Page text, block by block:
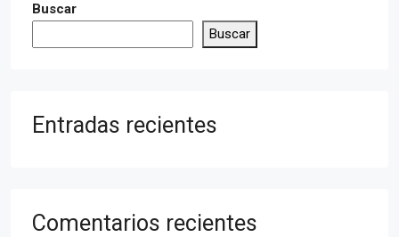
Buscar
Buscar
Entradas recientes
Comentarios recientes